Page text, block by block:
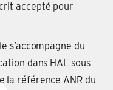
accepté pour
s’accompagne du
dans HAL sous
la référence ANR du